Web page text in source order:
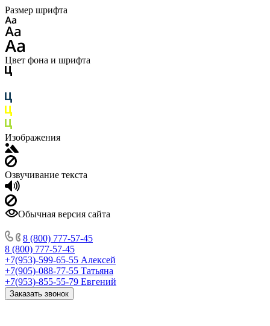
Размер шрифта
Цвет фона и шрифта
Изображения
Озвучивание текста
Обычная версия сайта
8 (800) 777-57-45
8 (800) 777-57-45
+7(953)-599-65-55 Алексей
+7(905)-088-77-55 Татьяна
+7(953)-855-55-79 Евгений
Заказать звонок